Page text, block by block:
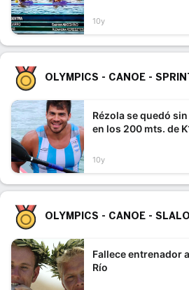
10y
OLYMPICS - CANOE -
Rézola se quedó
en los 200 mts. de
10y
OLYMPICS - CANOE -
Fallece entrenador
Río